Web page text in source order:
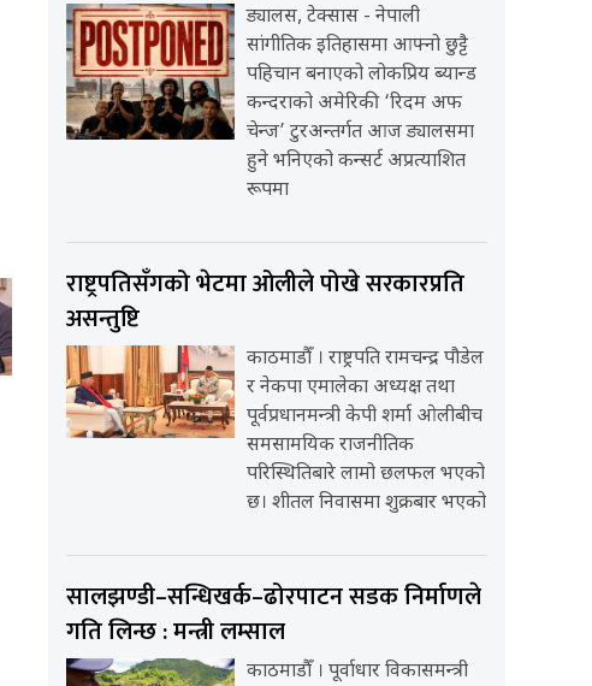
ड्यालस, टेक्सास - नेपाली
सांगीतिक इतिहासमा आफ्नो छुट्टै
पहिचान बनाएको लोकप्रिय ब्यान्ड
कन्दराको अमेरिकी ‘रिदम अफ
चेन्ज’ टुरअन्तर्गत आज ड्यालसमा
हुने भनिएको कन्सर्ट अप्रत्याशित
रूपमा
राष्ट्रपतिसँगको भेटमा ओलीले पोखे सरकारप्रति
असन्तुष्टि
काठमाडौँ । राष्ट्रपति रामचन्द्र पौडेल
र नेकपा एमालेका अध्यक्ष तथा
पूर्वप्रधानमन्त्री केपी शर्मा ओलीबीच
समसामयिक राजनीतिक
परिस्थितिबारे लामो छलफल भएको
छ। शीतल निवासमा शुक्रबार भएको
सालझण्डी–सन्धिखर्क–ढोरपाटन सडक निर्माणले
गति लिन्छ : मन्त्री लम्साल
काठमाडौँ । पूर्वाधार विकासमन्त्री